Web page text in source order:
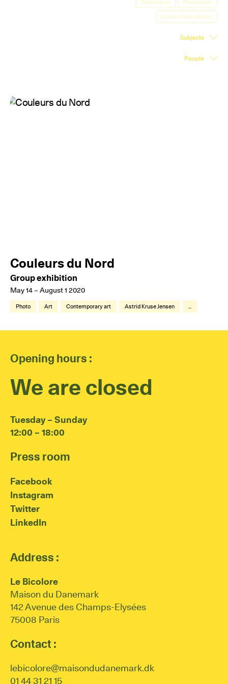
Fr
Percussion
Percussion
Compositeur danois
Subjects
People
Couleurs du Nord
Group exhibition
May 14 – August 1 2020
Photo Art Contemporary art Astrid Kruse Jensen ...
Opening hours :
We are closed
Tuesday – Sunday
12:00 – 18:00
Press room
Facebook
Instagram
Twitter
LinkedIn
Address :
Le Bicolore
Maison du Danemark
142 Avenue des Champs-Elysées
75008 Paris
Contact :
lebicolore@maisondudanemark.dk
01 44 31 21 15